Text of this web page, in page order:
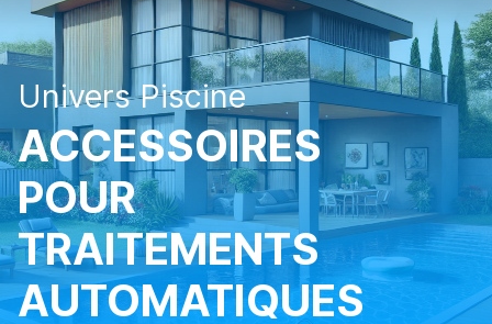
Univers Piscine
ACCESSOIRES
POUR
TRAITEMENTS
AUTOMATIQUES